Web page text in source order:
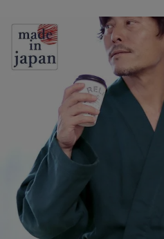
メンズパ
オーガニック素材 ガー
サッカー/ちぢみ 楊
マタニティ
パジャマ
そろえ
体型別におすすめパジ
ィース
パジャマ
前開き
上着単品
ズボン単品
お支払い・送料・配送
について
返品・交換
会社概要